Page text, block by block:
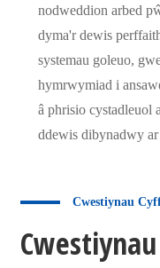
nodweddion arbed
dyma'r dewis
systemau goleuo,
hymrwymiad i
â phrisio cystadleuol
ddewis dibynadwy
Cwestiynau